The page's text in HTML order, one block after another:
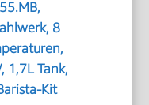
8
1,7L Tank,
Kit